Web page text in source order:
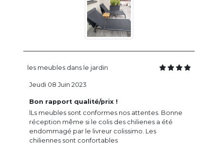
les meubles dans le jardin
Bon rapport qualité/prix !
lLs meubles sont conformes nos attentes. Bonne
réception même si le colis des chilienes a été
endommagé par le livreur colissimo. Les
chiliennes sont confortables
Jeudi 08 Juin 2023